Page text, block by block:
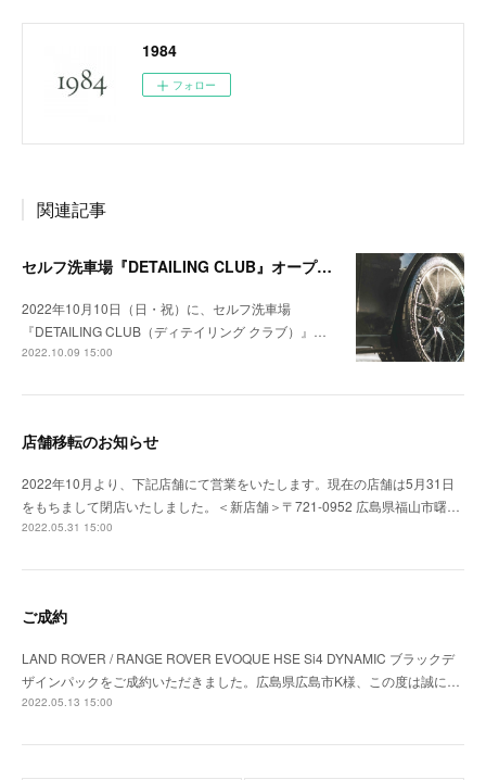
1984
フォロー
関連記事
セルフ洗車場『DETAILING CLUB』オープン！
2022年10月10日（日・祝）に、セルフ洗車場
『DETAILING CLUB（ディテイリング クラブ）』…
2022.10.09 15:00
店舗移転のお知らせ
2022年10月より、下記店舗にて営業をいたします。現在の店舗は5月31日
をもちまして閉店いたしました。＜新店舗＞〒721-0952 広島県福山市曙…
2022.05.31 15:00
ご成約
LAND ROVER / RANGE ROVER EVOQUE HSE Si4 DYNAMIC ブラックデ
ザインパックをご成約いただきました。広島県広島市K様、この度は誠に…
2022.05.13 15:00